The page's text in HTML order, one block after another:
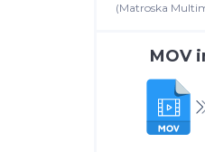
(Matroska
MOV